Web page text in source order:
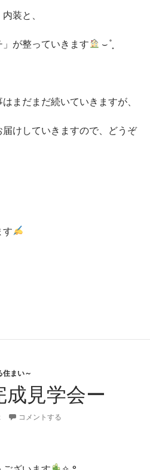
装と、
が整っていきます ⌣ ̊ ̟
まだまだ続いていきますが、
けしていきますので、どうぞ
す
住まい～
見学会ー
コメントする